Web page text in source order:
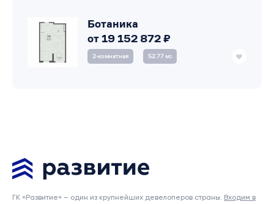
Ботаника
от 19 152 872 ₽
2‑комнатная 52.77 м2
ГК «Развитие» – один из крупнейших девелоперов страны. Входим в